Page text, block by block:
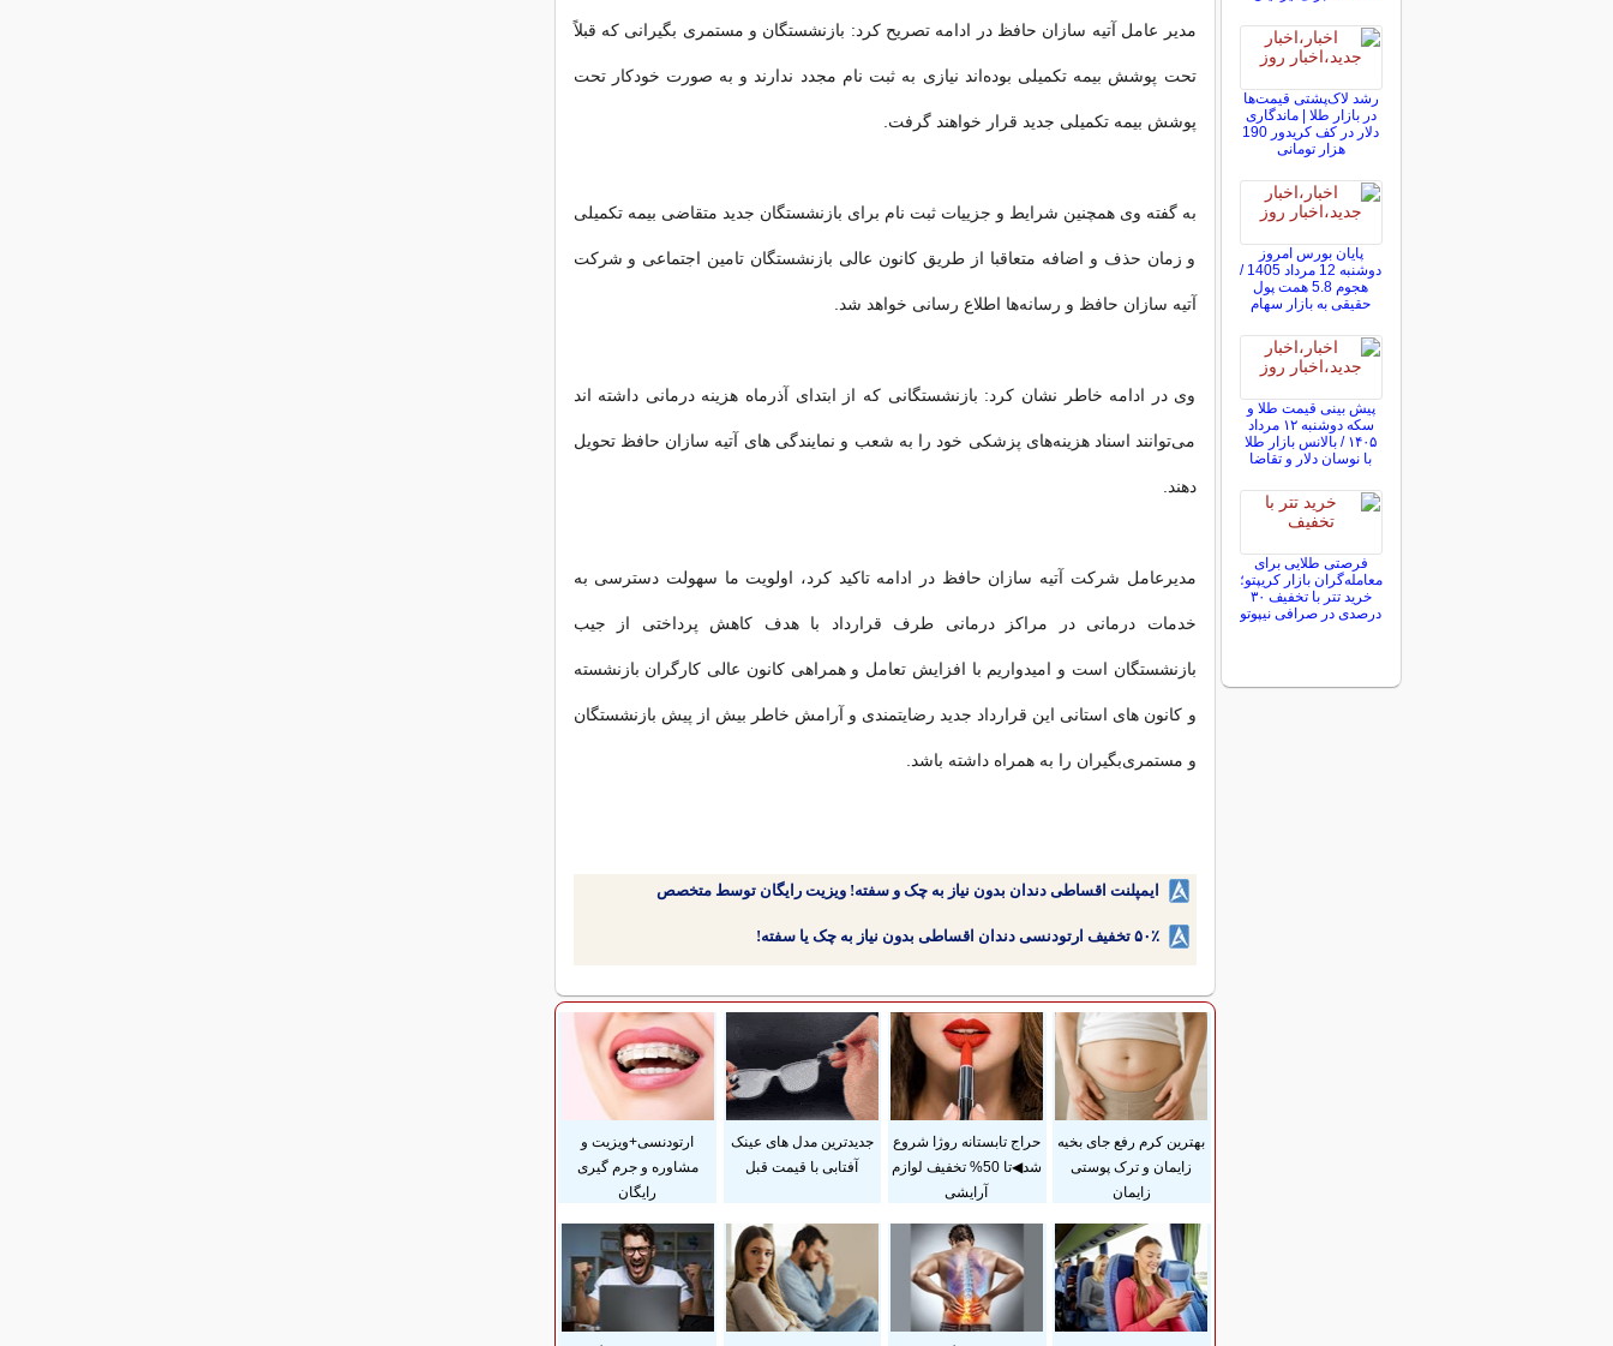
مدیر عامل آتیه سازان حافظ در ادامه تصریح کرد: بازنشستگان و مستمری بگیرانی که قبلاً
تحت پوشش بیمه تکمیلی بوده‌اند نیازی به ثبت نام مجدد ندارند و به صورت خودکار تحت
پوشش بیمه تکمیلی جدید قرار خواهند گرفت.
به گفته وی همچنین شرایط و‌ جزییات ثبت نام برای بازنشستگان جدید متقاضی بیمه تکمیلی
و زمان حذف و اضافه متعاقبا از طریق کانون عالی بازنشستگان تامین اجتماعی و شرکت
آتیه سازان حافظ و رسانه‌ها اطلاع رسانی خواهد شد.
وی در ادامه خاطر نشان کرد: بازنشستگانی که از ابتدای آذرماه هزینه درمانی داشته اند
می‌توانند اسناد هزینه‌های پزشکی خود را به شعب و نمایندگی های آتیه سازان حافظ تحویل
دهند.
مدیرعامل شرکت آتیه سازان حافظ در ادامه تاکید کرد، اولویت ما سهولت دسترسی به
خدمات درمانی در مراکز درمانی طرف قرارداد با هدف کاهش پرداختی از جیب
بازنشستگان است و امیدواریم با افزایش تعامل و همراهی کانون عالی کارگران بازنشسته
و کانون های استانی این قرارداد جدید رضایتمندی و آرامش خاطر بیش از پیش بازنشستگان
و مستمری‌بگیران را به همراه داشته باشد.
ایمپلنت اقساطی دندان بدون نیاز به چک و سفته! ویزیت رایگان توسط متخصص
۵۰٪ تخفیف ارتودنسی دندان اقساطی بدون نیاز به چک یا سفته!
بهترین کرم رفع جای بخیه
زایمان و ترک پوستی
زایمان
حراج تابستانه روژا شروع
شد◀تا 50% تخفیف لوازم
آرایشی
جدیدترین مدل های عینک
آفتابی با قیمت قبل
ارتودنسی+ویزیت و
مشاوره و جرم گیری
رایگان
رشد لاک‌پشتی قیمت‌ها
در بازار طلا | ماندگاری
دلار در کف کریدور 190
هزار تومانی
پایان بورس امروز
دوشنبه 12 مرداد 1405 /
هجوم 5.8 همت پول
حقیقی به بازار سهام
پیش ‌بینی قیمت طلا و
سکه دوشنبه ۱۲ مرداد
۱۴۰۵ / بالانس بازار طلا
با نوسان دلار و تقاضا
فرصتی طلایی برای
معامله‌گران بازار کریپتو؛
خرید تتر با تخفیف ۳۰
درصدی در صرافی نیپوتو